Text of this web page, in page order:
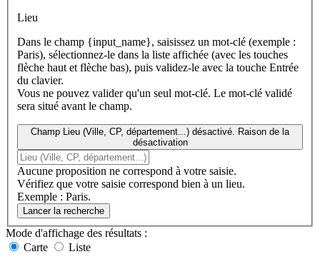
Lieu
Dans le champ {input_name}, saisissez un mot-clé (exemple :
Paris), sélectionnez-le dans la liste affichée (avec les touches
flèche haut et flèche bas), puis validez-le avec la touche Entrée
du clavier.
Vous ne pouvez valider qu'un seul mot-clé. Le mot-clé validé
sera situé avant le champ.
Champ Lieu (Ville, CP, département...) désactivé. Raison de la
désactivation
Aucune proposition ne correspond à votre saisie.
Vérifiez que votre saisie correspond bien à un lieu.
Exemple : Paris.
Lancer la recherche
Mode d'affichage des résultats :
Carte
Liste